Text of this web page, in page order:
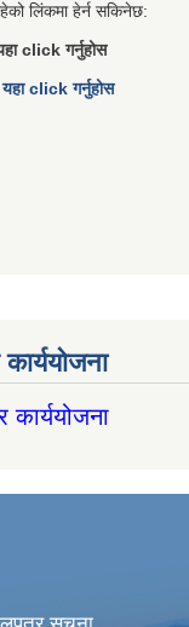
लिंकमा हेर्न सकिनेछ:
click गर्नुहोस
यहा click गर्नुहोस
कार्ययोजना